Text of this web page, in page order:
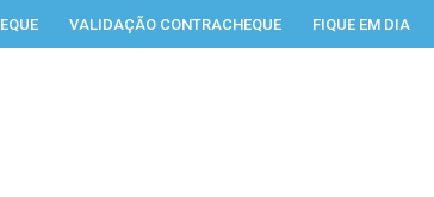
VALIDAÇÃO CONTRACHEQUE FIQUE EM DIA